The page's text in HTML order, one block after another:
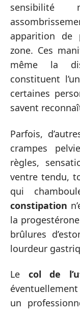
sensibilité
apparition de
zone. Ces
même la
constituent
certaines
savent
Parfois,
crampes
règles,
ventre tendu,
qui
constipation
la
brûlures
lourdeur
Le col de
un